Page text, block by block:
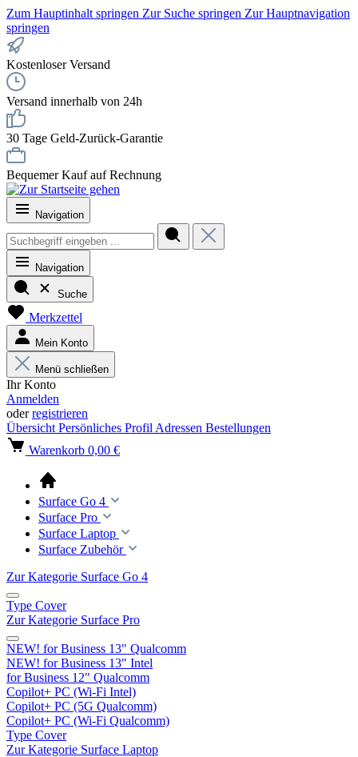
Zum Hauptinhalt springen Zur Suche springen Zur Hauptnavigation
springen
Kostenloser Versand
Versand innerhalb von 24h
30 Tage Geld-Zurück-Garantie
Bequemer Kauf auf Rechnung
Navigation
Navigation
Suche
Merkzettel
Mein Konto
Menü schließen
Ihr Konto
Anmelden
oderregistrieren
Übersicht Persönliches Profil Adressen Bestellungen
Warenkorb 0,00 €
Surface Go 4
Surface Pro
Surface Laptop
Surface Zubehör
Zur Kategorie Surface Go 4
Type Cover
Zur Kategorie Surface Pro
NEW! for Business 13" Qualcomm
NEW! for Business 13" Intel
for Business 12" Qualcomm
Copilot+ PC (Wi-Fi Intel)
Copilot+ PC (5G Qualcomm)
Copilot+ PC (Wi-Fi Qualcomm)
Type Cover
Zur Kategorie Surface Laptop